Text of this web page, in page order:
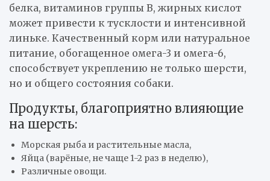
белка, витаминов группы B, жирных кислот
может привести к тусклости и интенсивной
линьке. Качественный корм или натуральное
питание, обогащенное омега-3 и омега-6,
способствует укреплению не только шерсти,
но и общего состояния собаки.
Продукты, благоприятно влияющие
на шерсть:
Морская рыба и растительные масла,
Яйца (варёные, не чаще 1-2 раз в неделю),
Различные овощи.